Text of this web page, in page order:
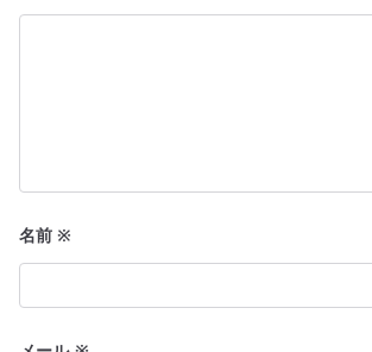
名前※